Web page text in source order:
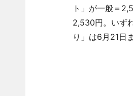
ト」が一般＝
2,530円。いず
り」は6月21日